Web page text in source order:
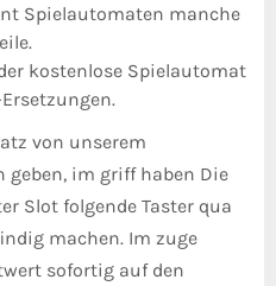
Spielautomaten manche
kostenlose Spielautomat
von unserem
geben, im griff haben Die
Slot folgende Taster qua
machen. Im zuge
sofortig auf den